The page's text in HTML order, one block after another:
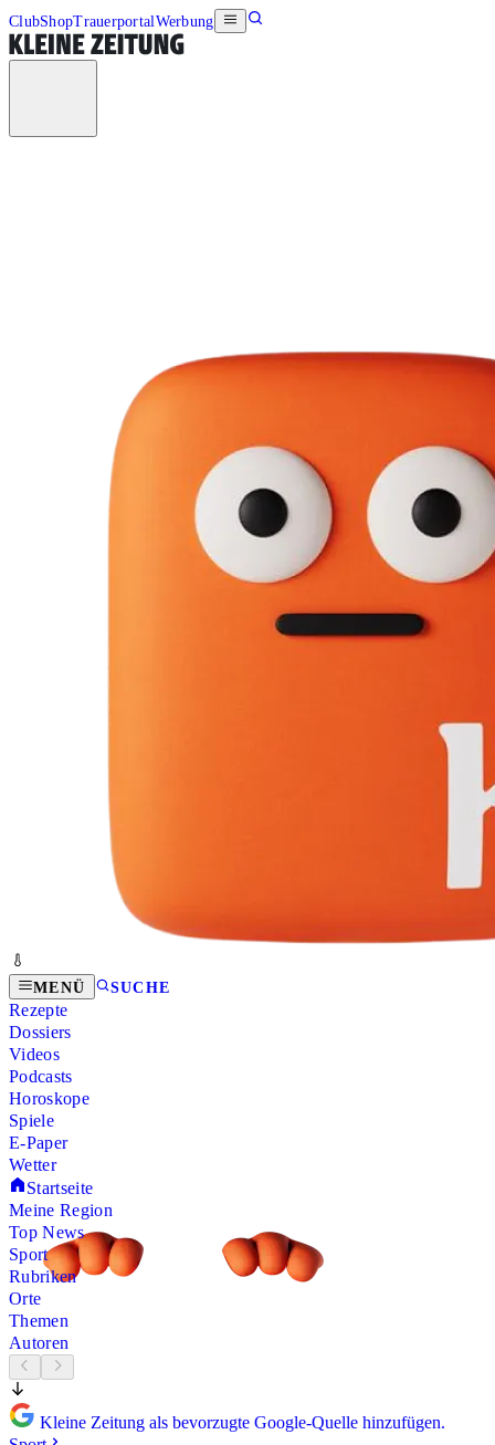
ClubShopTrauerportalWerbung
MENÜ SUCHE
Rezepte
Dossiers
Videos
Podcasts
Horoskope
Spiele
E-Paper
Wetter
Startseite
Meine Region
Top News
Sport
Rubriken
Orte
Themen
Autoren
Kleine Zeitung als bevorzugte Google-Quelle hinzufügen.